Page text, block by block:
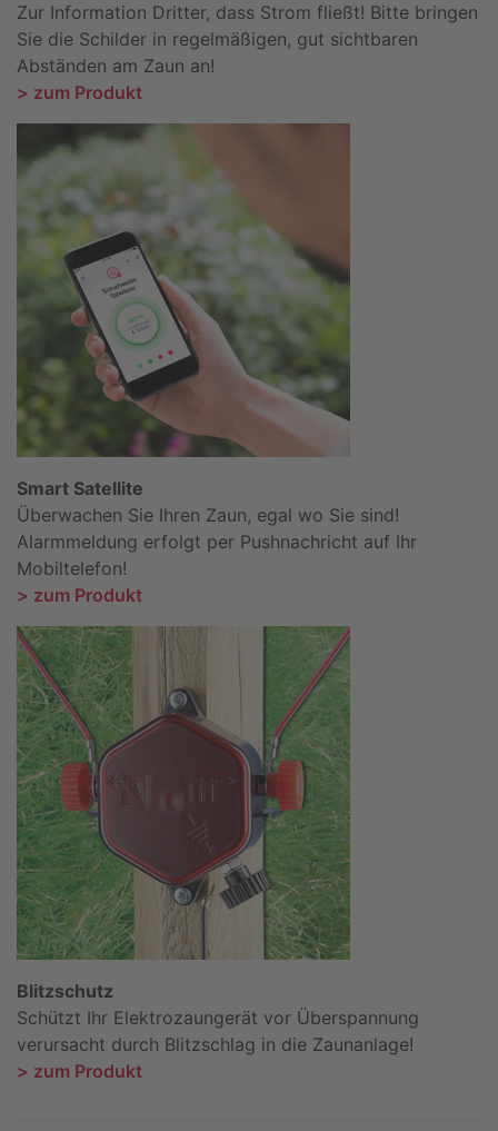
Zur Information Dritter, dass Strom fließt! Bitte bringen
Sie die Schilder in regelmäßigen, gut sichtbaren
Abständen am Zaun an!
> zum Produkt
Smart Satellite
Überwachen Sie Ihren Zaun, egal wo Sie sind!
Alarmmeldung erfolgt per Pushnachricht auf Ihr
Mobiltelefon!
> zum Produkt
Blitzschutz
Schützt Ihr Elektrozaungerät vor Überspannung
verursacht durch Blitzschlag in die Zaunanlage!
> zum Produkt